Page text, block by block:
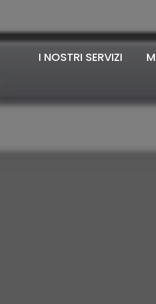
I NOSTRI SERVIZI